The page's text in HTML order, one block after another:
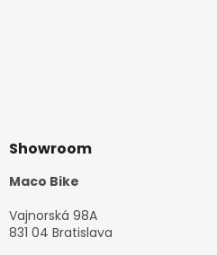
Showroom
Maco Bike
Vajnorská 98A
831 04 Bratislava